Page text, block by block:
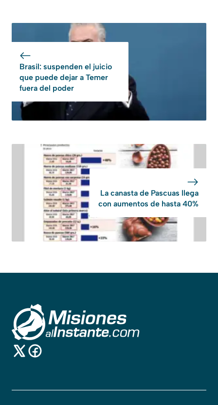
Brasil: suspenden el juicio
que puede dejar a Temer
fuera del poder
La canasta de Pascuas llega
con aumentos de hasta 40%